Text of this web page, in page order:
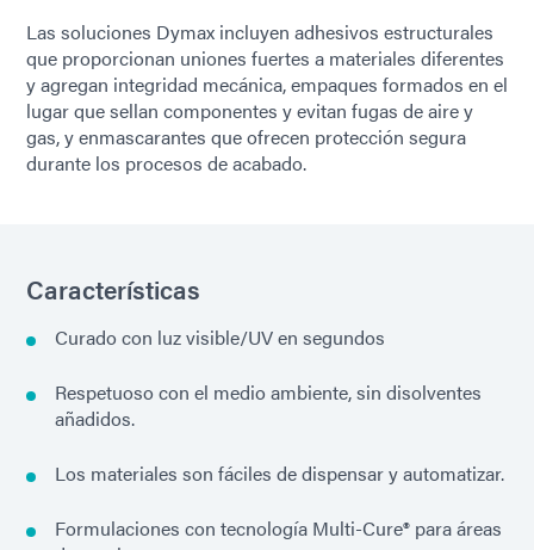
Las soluciones Dymax incluyen adhesivos estructurales
que proporcionan uniones fuertes a materiales diferentes
y agregan integridad mecánica, empaques formados en el
lugar que sellan componentes y evitan fugas de aire y
gas, y enmascarantes que ofrecen protección segura
durante los procesos de acabado.
Características
Curado con luz visible/UV en segundos
Respetuoso con el medio ambiente, sin disolventes
añadidos.
Los materiales son fáciles de dispensar y automatizar.
Formulaciones con tecnología Multi-Cure® para áreas